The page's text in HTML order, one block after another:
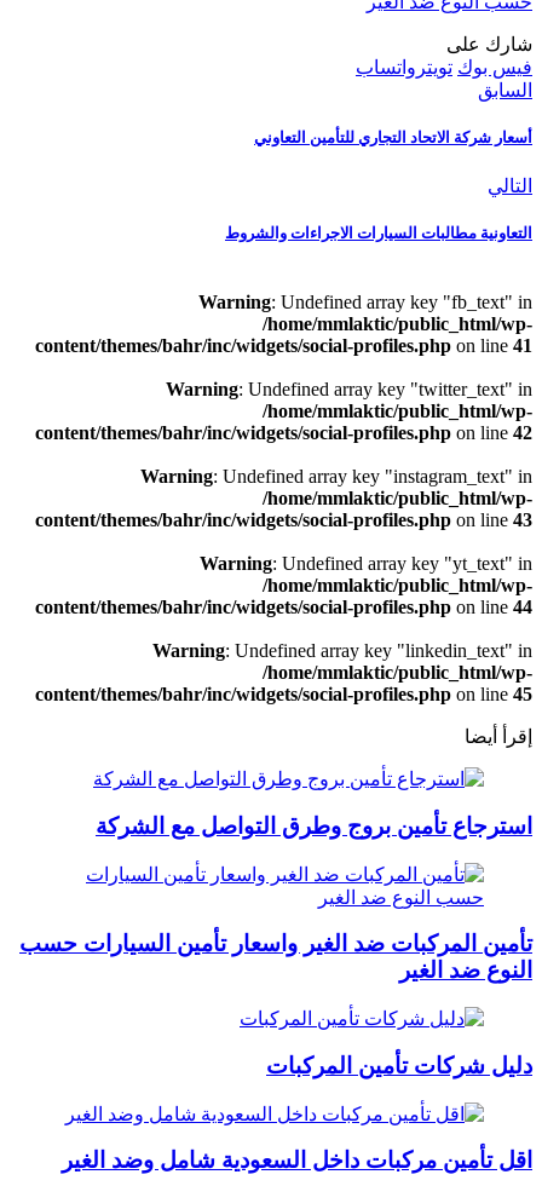
شارك على
فيس بوك تويتر واتساب
السابق
أسعار شركة الاتحاد التجاري للتأمين التعاوني
التالي
التعاونية مطالبات السيارات الاجراءات والشروط
Warning: Undefined array key "fb_text" in
/home/mmlaktic/public_html/wp-
content/themes/bahr/inc/widgets/social-profiles.php on line 41
Warning: Undefined array key "twitter_text" in
/home/mmlaktic/public_html/wp-
content/themes/bahr/inc/widgets/social-profiles.php on line 42
Warning: Undefined array key "instagram_text" in
/home/mmlaktic/public_html/wp-
content/themes/bahr/inc/widgets/social-profiles.php on line 43
Warning: Undefined array key "yt_text" in
/home/mmlaktic/public_html/wp-
content/themes/bahr/inc/widgets/social-profiles.php on line 44
Warning: Undefined array key "linkedin_text" in
/home/mmlaktic/public_html/wp-
content/themes/bahr/inc/widgets/social-profiles.php on line 45
إقرأ أيضا
استرجاع تأمين بروج وطرق التواصل مع الشركة
تأمين المركبات ضد الغير واسعار تأمين السيارات حسب
النوع ضد الغير
دليل شركات تأمين المركبات
اقل تأمين مركبات داخل السعودية شامل وضد الغير